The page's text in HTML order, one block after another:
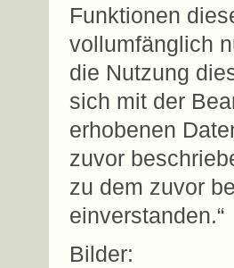
Funktionen
vollumfänglich
die Nutzung
sich mit der
erhobenen
zuvor
zu dem zuvor
einverstanden.“
Bilder: